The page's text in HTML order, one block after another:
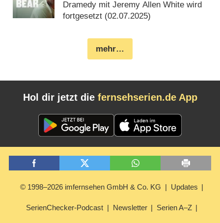
Dramedy mit Jeremy Allen White wird
fortgesetzt (02.07.2025)
mehr…
Hol dir jetzt die fernsehserien.de App
© 1998–2026 imfernsehen GmbH & Co. KG Updates
SerienChecker-Podcast Newsletter Serien A–Z